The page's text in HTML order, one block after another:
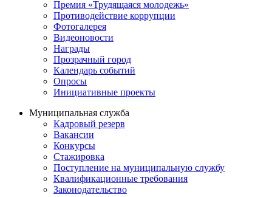
Премия «Трудящаяся молодежь»
Противодействие коррупции
Фотогалерея
Видеоновости
Награды
Прозрачный город
Календарь событий
Опросы
Инициативные проекты
Муниципальная служба
Кадровый резерв
Вакансии
Конкурсы
Стажировка
Поступление на муниципальную службу
Квалификационные требования
Законодательство